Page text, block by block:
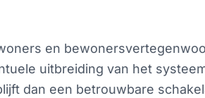
en
uitbreiding van het
dan een betrouwbare